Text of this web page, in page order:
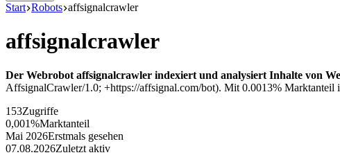
Start Robots affsignalcrawler
affsignalcrawler
Der Webrobot affsignalcrawler indexiert und analysiert Inhalte von
AffsignalCrawler/1.0; +https://affsignal.com/bot). Mit 0.0013% Marktanteil
153Zugriffe
0,001%Marktanteil
Mai 2026Erstmals gesehen
07.08.2026Zuletzt aktiv